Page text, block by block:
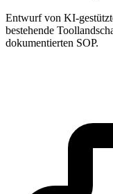
Entwurf von KI-
bestehende
dokumentierten SOP.